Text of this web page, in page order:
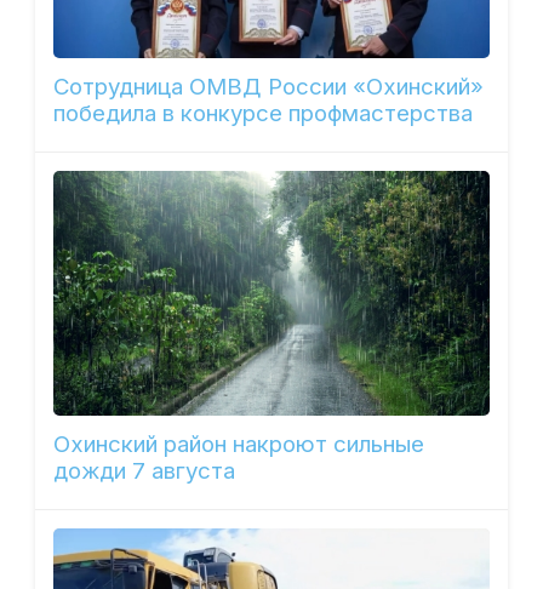
Сотрудница ОМВД России «Охинский»
победила в конкурсе профмастерства
Охинский район накроют сильные
дожди 7 августа